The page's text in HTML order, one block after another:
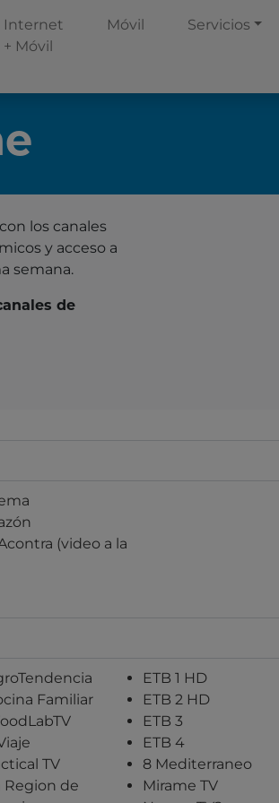
Internet
+ Móvil
Móvil Servicios
con los canales
y acceso a
semana.
de
(video a la
Familiar
TV
Region de
ETB 1 HD
ETB 2 HD
ETB 3
ETB 4
8 Mediterraneo
Mirame TV